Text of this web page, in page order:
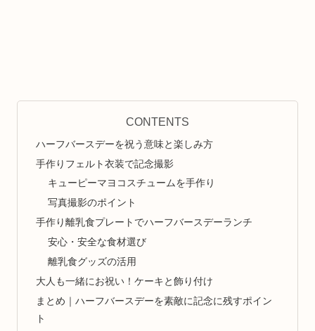
CONTENTS
ハーフバースデーを祝う意味と楽しみ方
手作りフェルト衣装で記念撮影
キューピーマヨコスチュームを手作り
写真撮影のポイント
手作り離乳食プレートでハーフバースデーランチ
安心・安全な食材選び
離乳食グッズの活用
大人も一緒にお祝い！ケーキと飾り付け
まとめ｜ハーフバースデーを素敵に記念に残すポイン
ト